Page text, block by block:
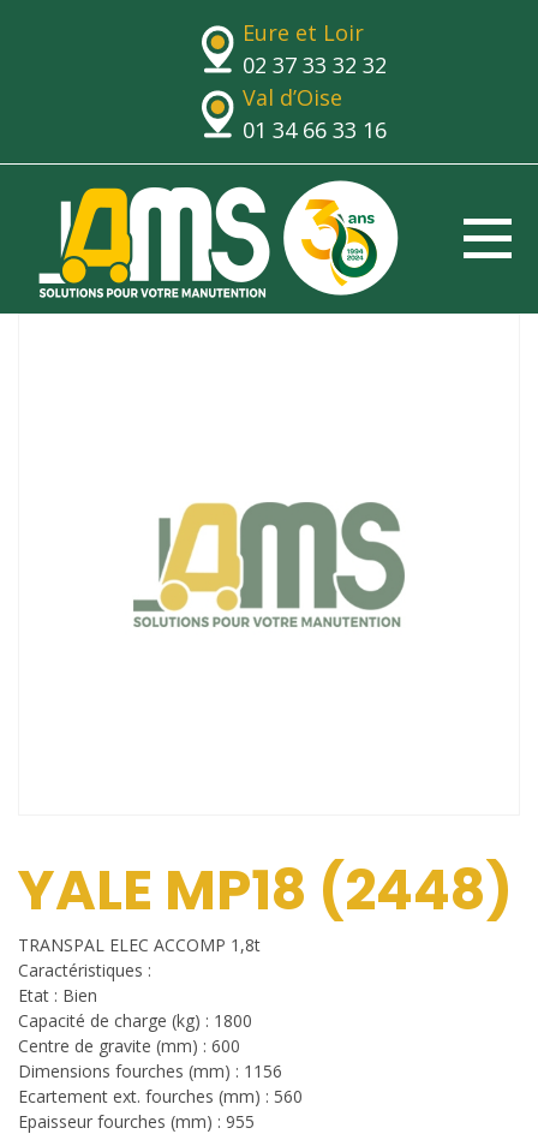
Eure et Loir
02 37 33 32 32
Val d’Oise
01 34 66 33 16
YALE MP18 (2448)
TRANSPAL ELEC ACCOMP 1,8t
Caractéristiques :
Etat : Bien
Capacité de charge (kg) : 1800
Centre de gravite (mm) : 600
Dimensions fourches (mm) : 1156
Ecartement ext. fourches (mm) : 560
Epaisseur fourches (mm) : 955